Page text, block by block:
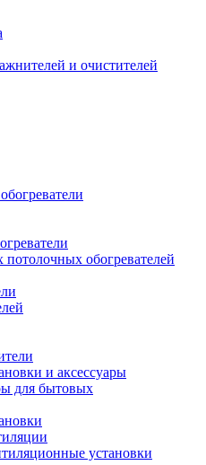
и очистителей
обогревателей
и аксессуары
для бытовых
установки